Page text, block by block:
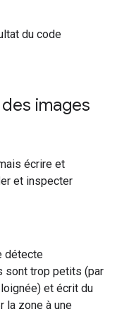
du code
images
écrire et
et inspecter
détecte
sont trop petits (par
et écrit du
la zone à une